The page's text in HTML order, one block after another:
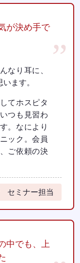
が決め手で
なり耳に、
ます。
てホスピタ
つも見習わ
。なにより
ック。会員
ご依頼の決
セミナー担当
中でも、上